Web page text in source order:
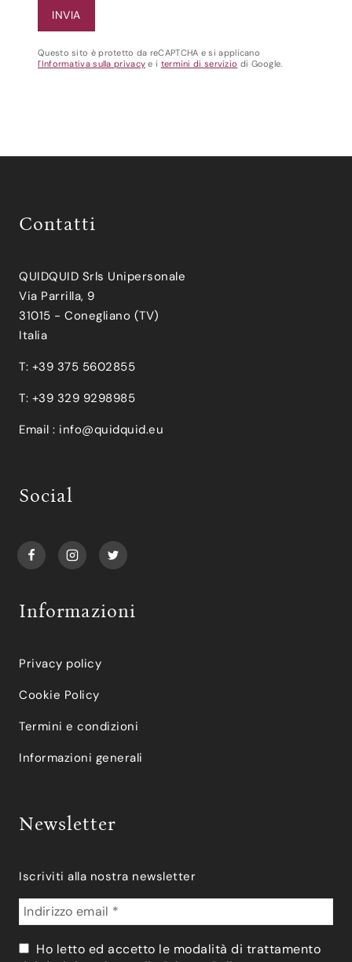
Questo sito è protetto da reCAPTCHA e si applicano
l'Informativa sulla privacy e i termini di servizio di Google.
Contatti
QUIDQUID Srls Unipersonale
Via Parrilla, 9
31015 - Conegliano (TV)
Italia
T: +39 375 5602855
T: +39 329 9298985
Email : info@quidquid.eu
Social
Informazioni
Privacy policy
Cookie Policy
Termini e condizioni
Informazioni generali
Newsletter
Iscriviti alla nostra newsletter
Ho letto ed accetto le modalità di trattamento